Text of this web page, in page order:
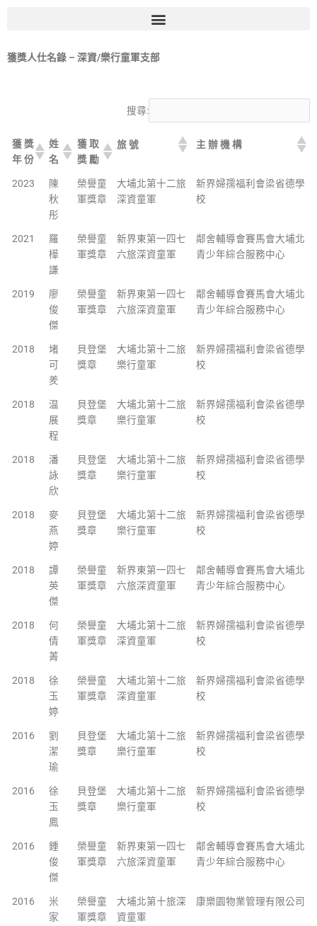
要獲獎人仕名錄 – 深資/樂行童軍支部
搜尋:
獲 獎
年 份
姓
名
獲 取
獎 勵
旅 號 主 辦 機 構
2023
陳
秋
彤
榮譽童
軍獎章
大埔北第十二旅
深資童軍
新界婦孺福利會梁省德學
校
2021
羅
樺
謙
榮譽童
軍獎章
新界東第一四七
六旅深資童軍
鄰舍輔導會賽馬會大埔北
青少年綜合服務中心
2019
廖
俊
傑
榮譽童
軍獎章
新界東第一四七
六旅深資童軍
鄰舍輔導會賽馬會大埔北
青少年綜合服務中心
2018
堵
可
羑
貝登堡
獎章
大埔北第十二旅
樂行童軍
新界婦孺福利會梁省德學
校
2018
温
展
程
貝登堡
獎章
大埔北第十二旅
樂行童軍
新界婦孺福利會梁省德學
校
2018
潘
詠
欣
貝登堡
獎章
大埔北第十二旅
樂行童軍
新界婦孺福利會梁省德學
校
2018
麥
燕
婷
貝登堡
獎章
大埔北第十二旅
樂行童軍
新界婦孺福利會梁省德學
校
2018
譚
英
傑
榮譽童
軍獎章
新界東第一四七
六旅深資童軍
鄰舍輔導會賽馬會大埔北
青少年綜合服務中心
2018
何
倩
菁
榮譽童
軍獎章
大埔北第十二旅
深資童軍
新界婦孺福利會梁省德學
校
2018
徐
玉
婷
榮譽童
軍獎章
大埔北第十二旅
深資童軍
新界婦孺福利會梁省德學
校
2016
劉
潔
瑜
貝登堡
獎章
大埔北第十二旅
樂行童軍
新界婦孺福利會梁省德學
校
2016
徐
玉
鳳
貝登堡
獎章
大埔北第十二旅
樂行童軍
新界婦孺福利會梁省德學
校
2016
鍾
俊
傑
榮譽童
軍獎章
新界東第一四七
六旅深資童軍
鄰舍輔導會賽馬會大埔北
青少年綜合服務中心
2016
米
家
榮譽童
軍獎章
大埔北第十旅深
資童軍
康樂園物業管理有限公司